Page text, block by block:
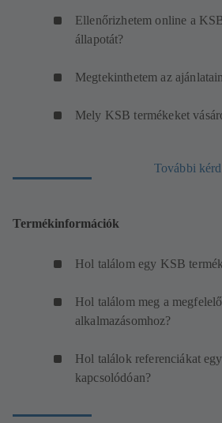
Ellenőrizhetem online a
állapotát?
Megtekinthetem az
Mely KSB termékeket
További
Termékinformációk
Hol találom egy KSB
Hol találom meg a
alkalmazásomhoz?
Hol találok referenciákat
kapcsolódóan?